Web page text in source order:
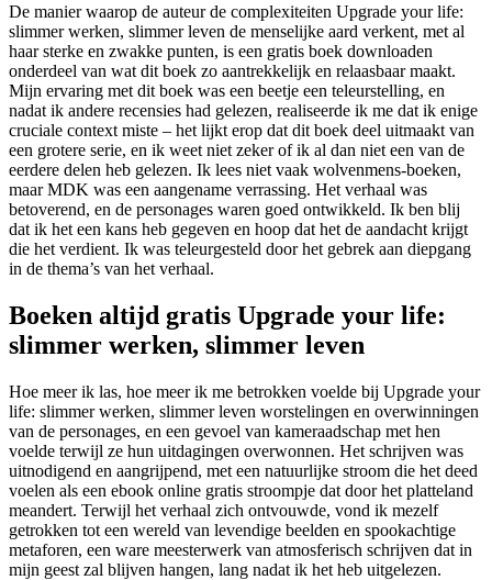
De manier waarop de auteur de complexiteiten Upgrade your life:
slimmer werken, slimmer leven de menselijke aard verkent, met al
haar sterke en zwakke punten, is een gratis boek downloaden
onderdeel van wat dit boek zo aantrekkelijk en relaasbaar maakt.
Mijn ervaring met dit boek was een beetje een teleurstelling, en
nadat ik andere recensies had gelezen, realiseerde ik me dat ik enige
cruciale context miste – het lijkt erop dat dit boek deel uitmaakt van
een grotere serie, en ik weet niet zeker of ik al dan niet een van de
eerdere delen heb gelezen. Ik lees niet vaak wolvenmens-boeken,
maar MDK was een aangename verrassing. Het verhaal was
betoverend, en de personages waren goed ontwikkeld. Ik ben blij
dat ik het een kans heb gegeven en hoop dat het de aandacht krijgt
die het verdient. Ik was teleurgesteld door het gebrek aan diepgang
in de thema’s van het verhaal.
Boeken altijd gratis Upgrade your life:
slimmer werken, slimmer leven
Hoe meer ik las, hoe meer ik me betrokken voelde bij Upgrade your
life: slimmer werken, slimmer leven worstelingen en overwinningen
van de personages, en een gevoel van kameraadschap met hen
voelde terwijl ze hun uitdagingen overwonnen. Het schrijven was
uitnodigend en aangrijpend, met een natuurlijke stroom die het deed
voelen als een ebook online gratis stroompje dat door het platteland
meandert. Terwijl het verhaal zich ontvouwde, vond ik mezelf
getrokken tot een wereld van levendige beelden en spookachtige
metaforen, een ware meesterwerk van atmosferisch schrijven dat in
mijn geest zal blijven hangen, lang nadat ik het heb uitgelezen.